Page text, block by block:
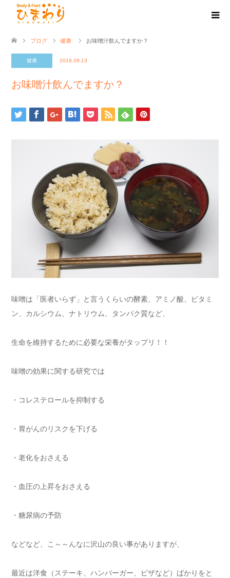
ブログ 健康 お味噌汁飲んでますか？
健康 2019.09.13
お味噌汁飲んでますか？
味噌は「医者いらず」と言うくらいの酵素、アミノ酸、ビタミ
ン、カルシウム、ナトリウム、タンパク質など、
生命を維持するために必要な栄養がタップリ！！
味噌の効果に関する研究では
・コレステロールを抑制する
・胃がんのリスクを下げる
・老化をおさえる
・血圧の上昇をおさえる
・糖尿病の予防
などなど、こ～～んなに沢山の良い事がありますが、
最近は洋食（ステーキ、ハンバーガー、ピザなど）ばかりをと